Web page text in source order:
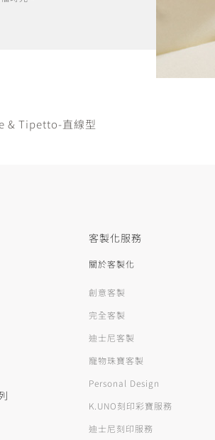
& Tipetto-直線型
客製化服務
關於客製化
創意客製
完全客製
迪士尼客製
寵物珠寶客製
Personal Design
K.UNO刻印彩寶服務
迪士尼刻印服務